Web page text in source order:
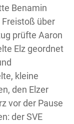
Benamin
Freistoß über
prüfte Aaron
Elz geordnet
kleine
den Elzer
vor der Pause
der SVE